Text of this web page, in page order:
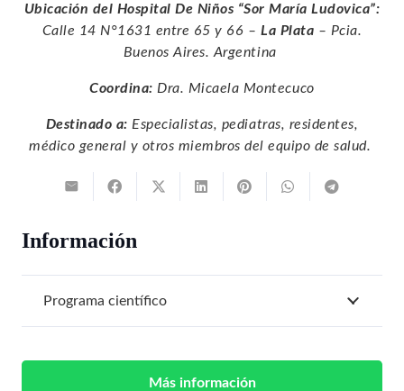
Ubicación del Hospital De Niños “Sor María Ludovica”:
Calle 14 N°1631 entre 65 y 66 – La Plata – Pcia.
Buenos Aires. Argentina
Coordina: Dra. Micaela Montecuco
Destinado a: Especialistas, pediatras, residentes,
médico general y otros miembros del equipo de salud.
Información
Programa científico
Más información